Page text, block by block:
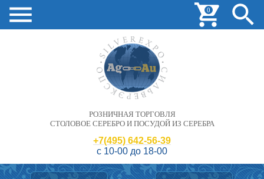
РОЗНИЧНАЯ ТОРГОВЛЯ
СТОЛОВОЕ СЕРЕБРО И ПОСУДОЙ ИЗ СЕРЕБРА
+7(495) 642-56-39
с 10-00 до 18-00
0